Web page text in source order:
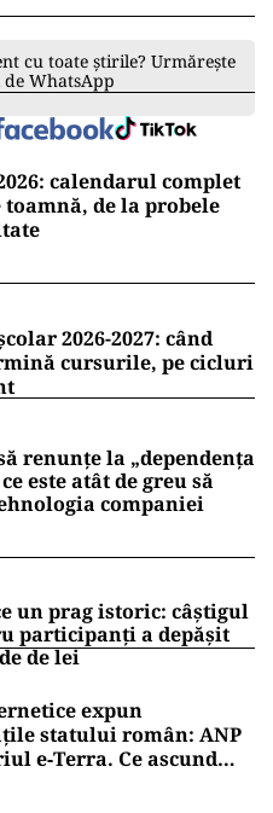
cu toate știrile? Urmărește
WhatsApp
calendarul complet
de la probele
2026-2027: când
cursurile, pe cicluri
renunțe la „dependența
este atât de greu să
companiei
un prag istoric: câștigul
participanți a depășit
de lei
expun
statului român: ANP
e‑Terra. Ce ascund